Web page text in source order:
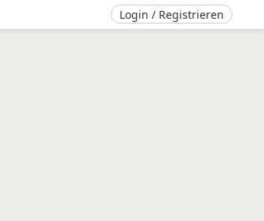
Login / Registrieren